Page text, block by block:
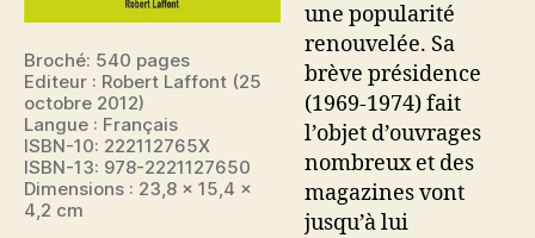
Broché: 540 pages
Editeur : Robert Laffont (25
octobre 2012)
Langue : Français
ISBN-10: 222112765X
ISBN-13: 978-2221127650
Dimensions : 23,8 x 15,4 x
4,2 cm
une popularité
renouvelée. Sa
brève présidence
(1969-1974) fait
l’objet d’ouvrages
nombreux et des
magazines vont
jusqu’à lui